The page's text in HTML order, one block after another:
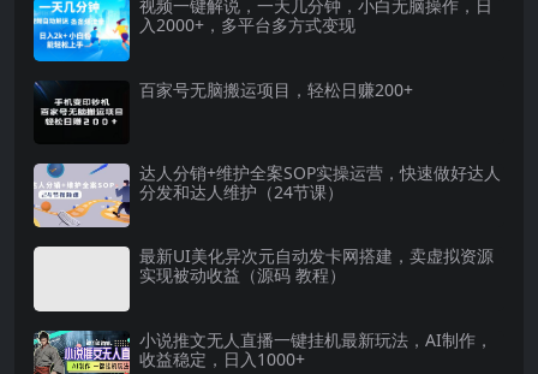
视频一键解说，一天几分钟，小白无脑操作，日
入2000+，多平台多方式变现
百家号无脑搬运项目，轻松日赚200+
达人分销+维护全案SOP实操运营，快速做好达人
分发和达人维护（24节课）
最新UI美化异次元自动发卡网搭建，卖虚拟资源
实现被动收益（源码 教程）
小说推文无人直播一键挂机最新玩法，AI制作，
收益稳定，日入1000+